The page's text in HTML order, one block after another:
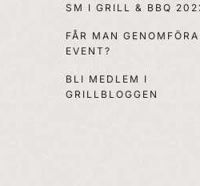
SM I GRILL & BBQ
FÅR MAN GENOMFÖRA
EVENT?
BLI MEDLEM I
GRILLBLOGGEN